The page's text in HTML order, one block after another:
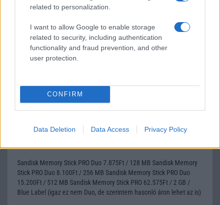
related to personalization.
I want to allow Google to enable storage
related to security, including authentication
functionality and fraud prevention, and other
user protection.
CONFIRM
Data Deletion Data Access Privacy Policy
nek. Sokkal minöségibb a retesz. A K750-esem lassan már több,
viszonyítva.
www.depo.huSandisk Memory Stick PRO Duo 1GB 31.250Ft
Sandisk Memory Stick PRO Duo 7.875Ft / 128 MB Sandisk Memory
Stick PRO Duo 8.100Ft / 256 MB Sandisk Memory Stick PRO Duo
15.200Ft / 512 MB Sandisk Memory Stick PRO 62.575Ft / 2 GB /
Blue Label (igaz ez nem Duo, de szerintem hasonló áron lehet az is)